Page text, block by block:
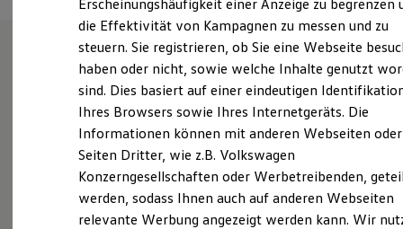
VW Connect für andere Modelle
Connect Pro
Fleet Interface Data
Multistop Pathfinder
Übersicht Software Updates
Hilfreiches für Besitzer
Fahrerassistenz- und Sicherheitssysteme
Kontrollleuchten
Kurzfahrprofile und Ölverdünnung
Batterieverordnung
XTL-Dieselkraftstoff
Ersatzteile und Betriebsflüssigkeiten
Original Zubehör und Lifestyle Produkte
Unsere Leistungenim
Überblick
Neuwagen Nutzfahrzeuge
Neuwagen Caddy - Multivan -
California
Erscheinungshäufigkeit einer Anzeige zu begrenzen
die Effektivität von Kampagnen zu messen und zu
steuern. Sie registrieren, ob Sie eine Webseite
haben oder nicht, sowie welche Inhalte genutzt
sind. Dies basiert auf einer eindeutigen
Ihres Browsers sowie Ihres Internetgeräts. Die
Informationen können mit anderen Webseiten oder
Seiten Dritter, wie z.B. Volkswagen
Konzerngesellschaften oder Werbetreibenden,
werden, sodass Ihnen auch auf anderen Webseiten
relevante Werbung angezeigt werden kann. Wir